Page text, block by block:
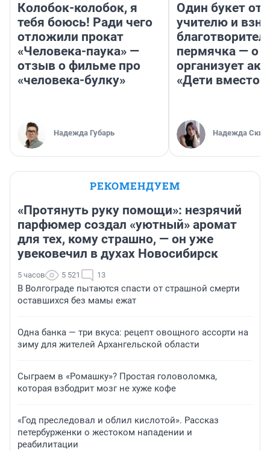
Колобок-колобок, я
тебя боюсь! Ради чего
отложили прокат
«Человека-паука» —
отзыв о фильме про
«человека-булку»
Надежда Губарь
Один букет от
учителю и
пермячка — о
организует
«Дети вместо
Надежда
РЕКОМЕНДУЕМ
«Протянуть руку помощи»: незрячий
парфюмер создал «уютный» аромат
для тех, кому страшно, — он уже
увековечил в духах Новосибирск
5 часов 5 521 13
В Волгограде пытаются спасти от страшной смерти
оставшихся без мамы ежат
Одна банка — три вкуса: рецепт овощного ассорти на
зиму для жителей Архангельской области
Сыграем в «Ромашку»? Простая головоломка,
которая взбодрит мозг не хуже кофе
«Год преследовал и облил кислотой». Рассказ
петербурженки о жестоком нападении и
реабилитации